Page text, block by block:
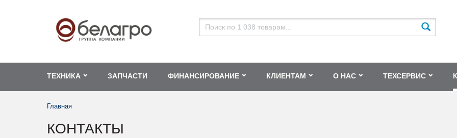
ТЕХНИКА ЗАПЧАСТИ ФИНАНСИРОВАНИЕ КЛИЕНТАМ О НАС ТЕХСЕРВИС
Главная
КОНТАКТЫ